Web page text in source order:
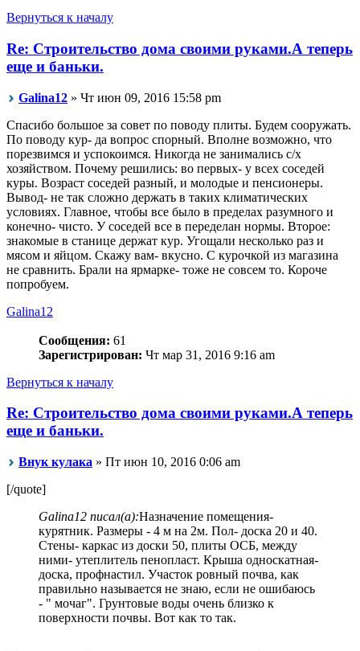
Вернуться к началу
Re: Строительство дома своими руками.А теперь
еще и баньки.
Galina12 » Чт июн 09, 2016 15:58 pm
Спасибо большое за совет по поводу плиты. Будем сооружать.
По поводу кур- да вопрос спорный. Вполне возможно, что
порезвимся и успокоимся. Никогда не занимались с/х
хозяйством. Почему решились: во первых- у всех соседей
куры. Возраст соседей разный, и молодые и пенсионеры.
Вывод- не так сложно держать в таких климатических
условиях. Главное, чтобы все было в пределах разумного и
конечно- чисто. У соседей все в переделан нормы. Второе:
знакомые в станице держат кур. Угощали несколько раз и
мясом и яйцом. Скажу вам- вкусно. С курочкой из магазина
не сравнить. Брали на ярмарке- тоже не совсем то. Короче
попробуем.
Galina12
Сообщения: 61
Зарегистрирован: Чт мар 31, 2016 9:16 am
Вернуться к началу
Re: Строительство дома своими руками.А теперь
еще и баньки.
Внук кулака » Пт июн 10, 2016 0:06 am
[/quote]
Galina12 писал(а):Назначение помещения-
курятник. Размеры - 4 м на 2м. Пол- доска 20 и 40.
Стены- каркас из доски 50, плиты ОСБ, между
ними- утеплитель пенопласт. Крыша односкатная-
доска, профнастил. Участок ровный почва, как
правильно называется не знаю, если не ошибаюсь
- " мочаг". Грунтовые воды очень близко к
поверхности почвы. Вот как то так.